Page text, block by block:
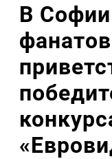
В
фанатов